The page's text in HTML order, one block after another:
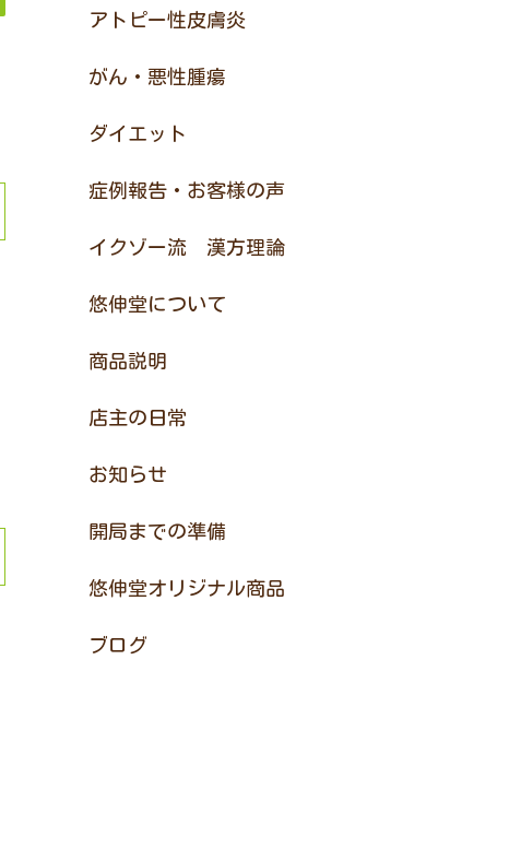
アトピー性皮膚炎
がん・悪性腫瘍
ダイエット
症例報告・お客様の声
イクゾー流 漢方理論
悠伸堂について
商品説明
店主の日常
お知らせ
開局までの準備
悠伸堂オリジナル商品
ブログ